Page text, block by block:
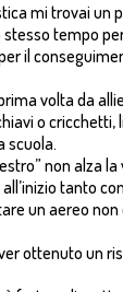
mi trovai un
tempo
il
volta da
o cricchetti,
scuola.
non alza
tanto
un aereo
ottenuto un